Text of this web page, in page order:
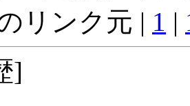
リンク元 | 1 |
]